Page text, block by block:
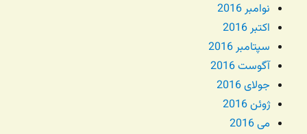
نوامبر 2016
اکتبر 2016
سپتامبر 2016
آگوست 2016
جولای 2016
ژوئن 2016
می 2016